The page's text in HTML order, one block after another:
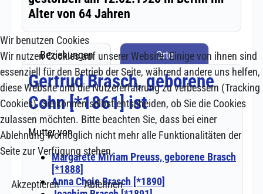
Wir benutzen Cookies
Wir nutzen Cookies auf unserer Website. Einige von ihnen sind
essenziell für den Betrieb der Seite, während andere uns helfen,
diese Website und die Nutzererfahrung zu verbessern (Tracking
Cookies). Sie können selbst entscheiden, ob Sie die Cookies
zulassen möchten. Bitte beachten Sie, dass bei einer
Ablehnung womöglich nicht mehr alle Funktionalitäten der
Seite zur Verfügung stehen.
Akzeptieren
Ablehnen